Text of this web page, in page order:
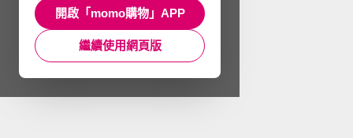
開啟「momo購物」APP
繼續使用網頁版